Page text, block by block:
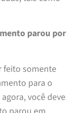
parou por
feito somente
para o
você deve